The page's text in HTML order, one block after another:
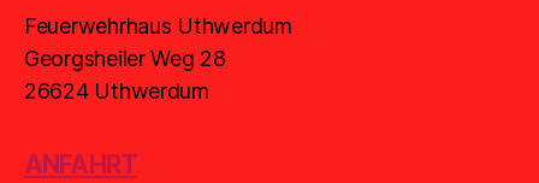
Feuerwehrhaus Uthwerdum
Georgsheiler Weg 28
26624 Uthwerdum
ANFAHRT